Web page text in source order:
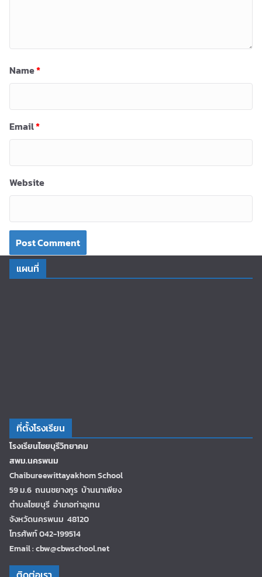
Name*
Email*
Website
แผนที่
ที่ตั้งโรงเรียน
โรงเรียนไชยบุรีวิทยาคม
สพม.นครพนม
Chaibureewittayakhom School
59 ม.6 ถนนชยางกูร บ้านนาเพียง
ตำบลไชยบุรี อำเภอท่าอุเทน
จังหวัดนครพนม 48120
โทรศัพท์ 042-199514
Email : cbw@cbwschool.net